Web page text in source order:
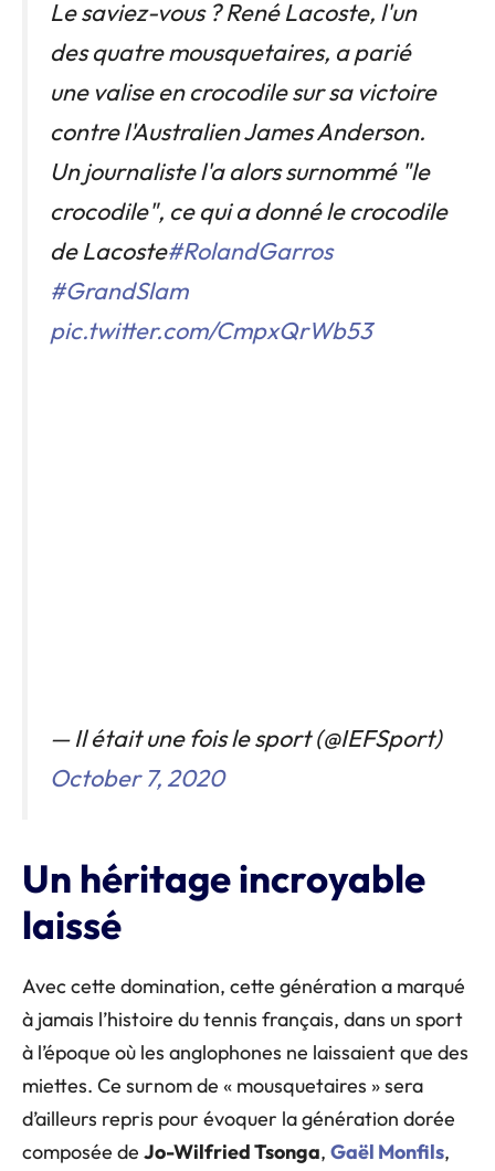
Le saviez-vous ? René Lacoste, l'un
des quatre mousquetaires, a parié
une valise en crocodile sur sa victoire
contre l'Australien James Anderson.
Un journaliste l'a alors surnommé "le
crocodile", ce qui a donné le crocodile
de Lacoste#RolandGarros
#GrandSlam
pic.twitter.com/CmpxQrWb53
— Il était une fois le sport (@IEFSport)
October 7, 2020
Un héritage incroyable
laissé
Avec cette domination, cette génération a marqué
à jamais l’histoire du tennis français, dans un sport
à l’époque où les anglophones ne laissaient que des
miettes. Ce surnom de « mousquetaires » sera
d’ailleurs repris pour évoquer la génération dorée
composée de Jo-Wilfried Tsonga, Gaël Monfils,